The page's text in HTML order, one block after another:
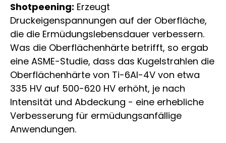
Shotpeening: Erzeugt
Druckeigenspannungen auf der Oberfläche,
die die Ermüdungslebensdauer verbessern.
Was die Oberflächenhärte betrifft, so ergab
eine ASME-Studie, dass das Kugelstrahlen die
Oberflächenhärte von Ti-6Al-4V von etwa
335 HV auf 500-620 HV erhöht, je nach
Intensität und Abdeckung - eine erhebliche
Verbesserung für ermüdungsanfällige
Anwendungen.